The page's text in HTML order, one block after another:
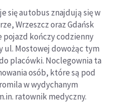
się autobus znajdują się w
Wrzeszcz oraz Gdańsk
pojazd kończy codzienny
ul. Mostowej dowożąc tym
placówki. Noclegownia ta
osób, które są pod
w wydychanym
ratownik medyczny.